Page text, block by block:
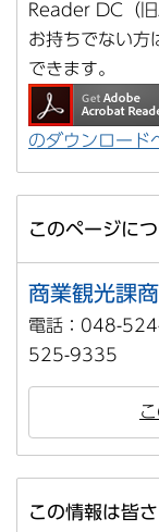
Reader DC（
お持ちでない
できます。
のダウンロード
このページに
商業観光課
電話：048-
525-9335
この情報は皆